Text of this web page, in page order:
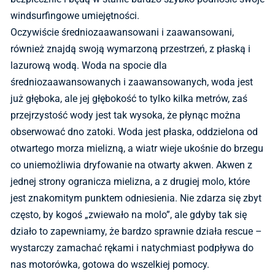
windsurfingowe umiejętności.
Oczywiście średniozaawansowani i zaawansowani,
również znajdą swoją wymarzoną przestrzeń, z płaską i
lazurową wodą. Woda na spocie dla
średniozaawansowanych i zaawansowanych, woda jest
już głęboka, ale jej głębokość to tylko kilka metrów, zaś
przejrzystość wody jest tak wysoka, że płynąc można
obserwować dno zatoki. Woda jest płaska, oddzielona od
otwartego morza mielizną, a wiatr wieje ukośnie do brzegu
co uniemożliwia dryfowanie na otwarty akwen. Akwen z
jednej strony ogranicza mielizna, a z drugiej molo, które
jest znakomitym punktem odniesienia. Nie zdarza się zbyt
często, by kogoś „zwiewało na molo”, ale gdyby tak się
działo to zapewniamy, że bardzo sprawnie działa rescue –
wystarczy zamachać rękami i natychmiast podpływa do
nas motorówka, gotowa do wszelkiej pomocy.